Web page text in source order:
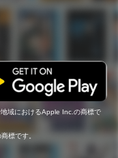
域におけるApple Inc.の商標で
標です。